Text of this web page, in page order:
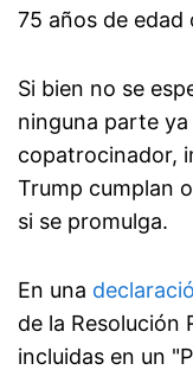
75 años de edad
Si bien no se
ninguna parte
copatrocinador,
Trump cumplan
si se promulga.
En una
de la Resolución
incluidas en un